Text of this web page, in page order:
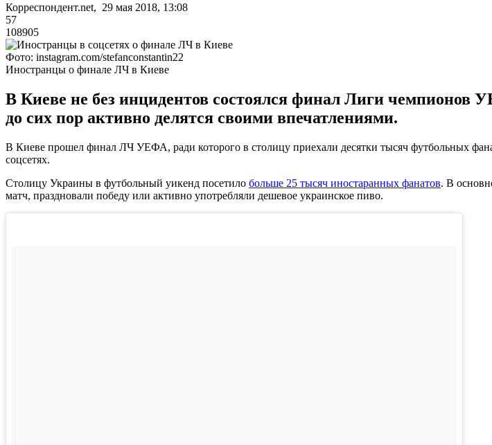
Корреспондент.net, 29 мая 2018, 13:08
57
108905
Фото: instagram.com/stefanconstantin22
Иностранцы о финале ЛЧ в Киеве
В Киеве не без инцидентов состоялся финал Лиги
до сих пор активно делятся своими впечатлениями.
В Киеве прошел финал ЛЧ УЕФА, ради которого в столицу приехали десятки тысяч футбольных
соцсетях.
Столицу Украины в футбольный уикенд посетило больше 25 тысяч иностаранных фанатов. В
матч, праздновали победу или активно употребляли дешевое украинское пиво.